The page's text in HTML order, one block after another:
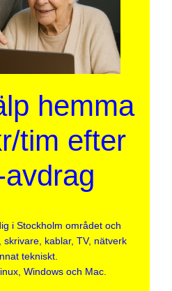
hemma
tim efter
i Stockholm området och
skrivare, kablar, TV, nätverk
tekniskt.
Windows och Mac.